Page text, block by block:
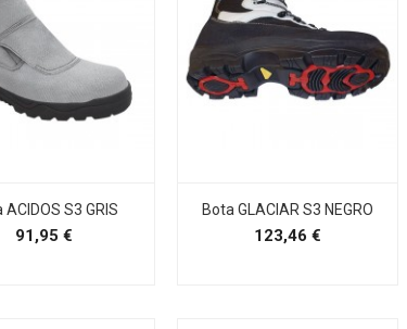
ACIDOS S3 GRIS
91,95 €
Bota GLACIAR S3 NEGRO
123,46 €Precio